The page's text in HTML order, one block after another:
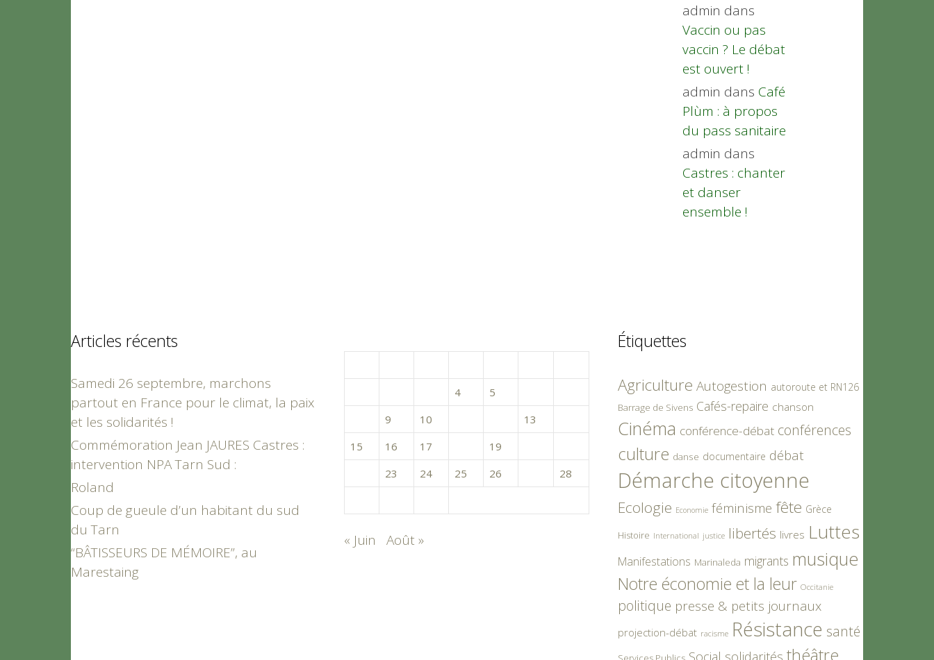
admin dans
Vaccin ou pas
vaccin ? Le débat
est ouvert !
admin dans Café
Plùm : à propos
du pass sanitaire
admin dans
Castres : chanter
et danser
ensemble !
Articles récents
Samedi 26 septembre, marchons
partout en France pour le climat, la paix
et les solidarités !
Commémoration Jean JAURES Castres :
intervention NPA Tarn Sud :
Roland
Coup de gueule d’un habitant du sud
du Tarn
“BÂTISSEURS DE MÉMOIRE”, au
Marestaing
4 5
9 10 13
15
16 17 19
23 24 25 26
28
« Juin Août »
Étiquettes
Agriculture Autogestion autoroute et RN126
Barrage de Sivens Cafés-repaire chanson
Cinéma conférence-débat conférences
culture danse documentaire débat
Démarche citoyenne
Ecologie Economie féminisme fête Grèce
Histoire International justice libertés livres Luttes
Manifestations Marinaleda migrants musique
Notre économie et la leur Occitanie
politique presse & petits journaux
projection-débat racisme Résistance santé
Social solidarités théâtre